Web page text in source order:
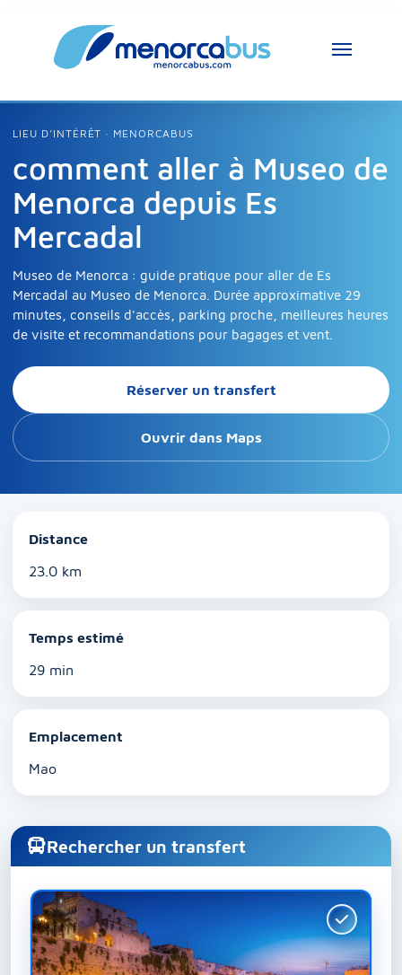
LIEU D’INTÉRÊT · MENORCABUS
comment aller à Museo de
Menorca depuis Es
Mercadal
Museo de Menorca : guide pratique pour aller de Es
Mercadal au Museo de Menorca. Durée approximative 29
minutes, conseils d'accès, parking proche, meilleures heures
de visite et recommandations pour bagages et vent.
Réserver un transfert
Ouvrir dans Maps
Distance
23.0 km
Temps estimé
29 min
Emplacement
Mao
Rechercher un transfert